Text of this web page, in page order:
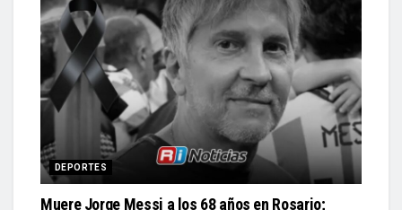
DEPORTES
Muere Jorge Messi a los 68 años en Rosario;